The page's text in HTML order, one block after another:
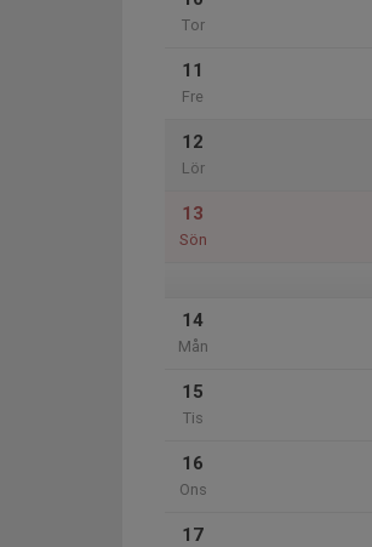
Tor
11
Fre
12
Lör
13
Sön
14
Mån
15
Tis
16
Ons
17